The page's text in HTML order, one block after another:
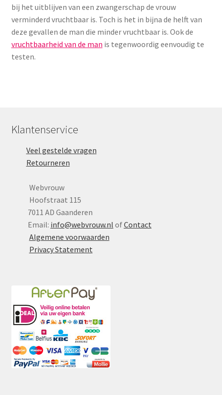
bij het uitblijven van een zwangerschap de vrouw
verminderd vruchtbaar is. Toch is het in bijna de helft van
deze gevallen de man die minder vruchtbaar is. Ook de
vruchtbaarheid van de man is tegenwoordig eenvoudig te
testen.
Klantenservice
Veel gestelde vragen
Retourneren
Webvrouw
Hoofstraat 115
7011 AD Gaanderen
Email: info@webvrouw.nl ofContact
Algemene voorwaarden
Privacy Statement